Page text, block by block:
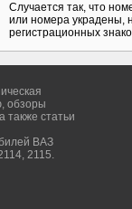
Случается так, что
или номера украдены,
регистрационных
обзоры
также статьи
ВАЗ
2115.